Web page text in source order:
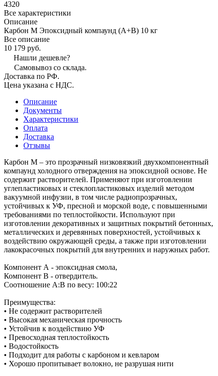
4320
Все характеристики
Описание
Карбон М Эпоксидный компаунд (А+В) 10 кг
Все описание
10 179 руб.
Нашли дешевле?
Самовывоз со склада.
Доставка по РФ.
Цена указана с НДС.
Описание
Документы
Характеристики
Оплата
Доставка
Отзывы
Карбон М – это прозрачный низковязкий двухкомпонентный
компаунд холодного отверждения на эпоксидной основе. Не
содержит растворителей. Применяют при изготовлении
углепластиковых и стеклопластиковых изделий методом
вакуумной инфузии, в том числе радиопрозрачных,
устойчивых к УФ, пресной и морской воде, с повышенными
требованиями по теплостойкости. Используют при
изготовлении декоративных и защитных покрытий бетонных,
металлических и деревянных поверхностей, устойчивых к
воздействию окружающей среды, а также при изготовлении
лакокрасочных покрытий для внутренних и наружных работ.
Компонент А - эпоксидная смола,
Компонент В - отвердитель.
Соотношение А:В по весу: 100:22
Преимущества:
• Не содержит растворителей
• Высокая механическая прочность
• Устойчив к воздействию УФ
• Превосходная теплостойкость
• Водостойкость
• Подходит для работы с карбоном и кевларом
• Хорошо пропитывает волокно, не разрушая нити